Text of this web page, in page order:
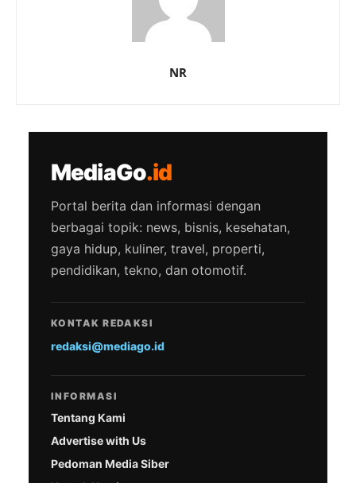
NR
MediaGo.id
Portal berita dan informasi dengan
berbagai topik: news, bisnis, kesehatan,
gaya hidup, kuliner, travel, properti,
pendidikan, tekno, dan otomotif.
KONTAK REDAKSI
redaksi@mediago.id
INFORMASI
Tentang Kami
Advertise with Us
Pedoman Media Siber